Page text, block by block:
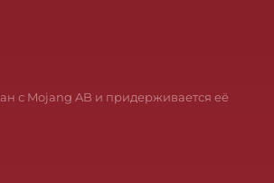
с Mojang AB и придерживается её